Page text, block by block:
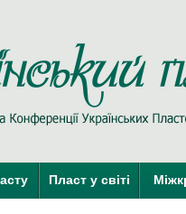
Пласт у світі